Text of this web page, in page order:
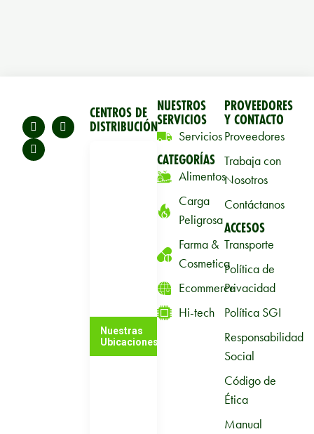
CENTROS DE
DISTRIBUCIÓN
Nuestras
Ubicaciones
NUESTROS
SERVICIOS
Servicios
CATEGORÍAS
Alimentos
Carga
Peligrosa
Farma &
Cosmetica
Ecommerce
Hi-tech
PROVEEDORES
Y CONTACTO
Proveedores
Trabaja con
Nosotros
Contáctanos
ACCESOS
Transporte
Política de
Privacidad
Política SGI
Responsabilidad
Social
Código de
Ética
Manual